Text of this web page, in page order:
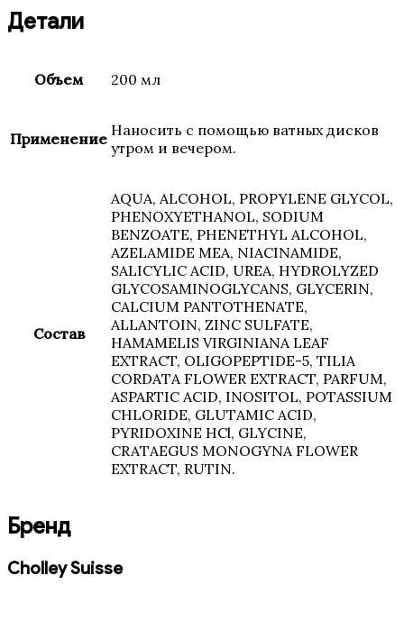
Детали
Объем 200 мл
Применение Наносить с помощью ватных дисков
утром и вечером.
Состав
AQUA, ALCOHOL, PROPYLENE GLYCOL,
PHENOXYETHANOL, SODIUM
BENZOATE, PHENETHYL ALCOHOL,
AZELAMIDE MEA, NIACINAMIDE,
SALICYLIC ACID, UREA, HYDROLYZED
GLYCOSAMINOGLYCANS, GLYCERIN,
CALCIUM PANTOTHENATE,
ALLANTOIN, ZINC SULFATE,
HAMAMELIS VIRGINIANA LEAF
EXTRACT, OLIGOPEPTIDE-5, TILIA
CORDATA FLOWER EXTRACT, PARFUM,
ASPARTIC ACID, INOSITOL, POTASSIUM
CHLORIDE, GLUTAMIC ACID,
PYRIDOXINE HCl, GLYCINE,
CRATAEGUS MONOGYNA FLOWER
EXTRACT, RUTIN.
Бренд
Cholley Suisse